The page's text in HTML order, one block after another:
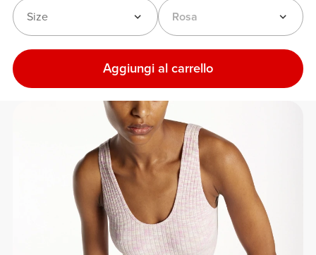
Rosa
Size
Aggiungi al carrello